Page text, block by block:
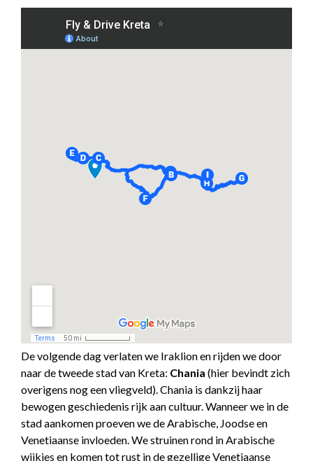
De volgende dag verlaten we Iraklion en rijden we door
naar de tweede stad van Kreta: Chania (hier bevindt zich
overigens nog een vliegveld). Chania is dankzij haar
bewogen geschiedenis rijk aan cultuur. Wanneer we in de
stad aankomen proeven we de Arabische, Joodse en
Venetiaanse invloeden. We struinen rond in Arabische
wijkjes en komen tot rust in de gezellige Venetiaanse